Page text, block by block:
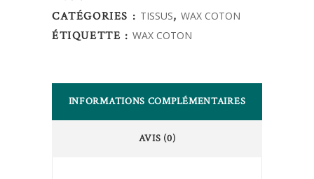
CATÉGORIES : TISSUS,WAX COTON
ÉTIQUETTE :WAX COTON
INFORMATIONS COMPLÉMENTAIRES
AVIS (0)